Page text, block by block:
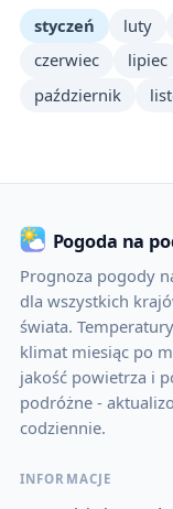
styczeń luty
czerwiec
lipiec
październik
Pogoda na
Prognoza pogody
dla wszystkich
świata.
klimat miesiąc po
jakość powietrza i
podróżne -
codziennie.
INFORMACJE